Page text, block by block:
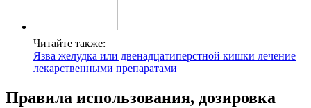
Читайте также:
Язва желудка или двенадцатиперстной кишки лечение
лекарственными препаратами
Правила использования, дозировка